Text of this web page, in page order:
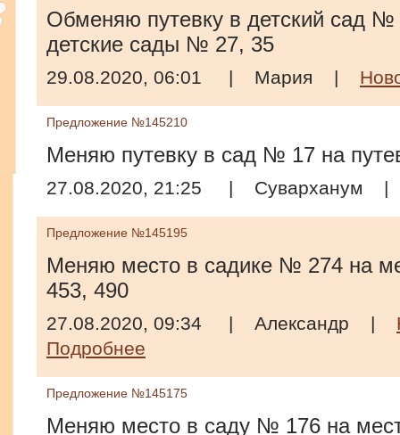
Обменяю путевку в детский сад №
детские сады № 27, 35
29.08.2020, 06:01 | Мария |
Предложение №145210
Меняю путевку в сад № 17 на
27.08.2020, 21:25 | Суварханум
Предложение №145195
Меняю место в садике № 274 на
453, 490
27.08.2020, 09:34 | Александр |
Подробнее
Предложение №145175
Меняю место в саду № 176 на